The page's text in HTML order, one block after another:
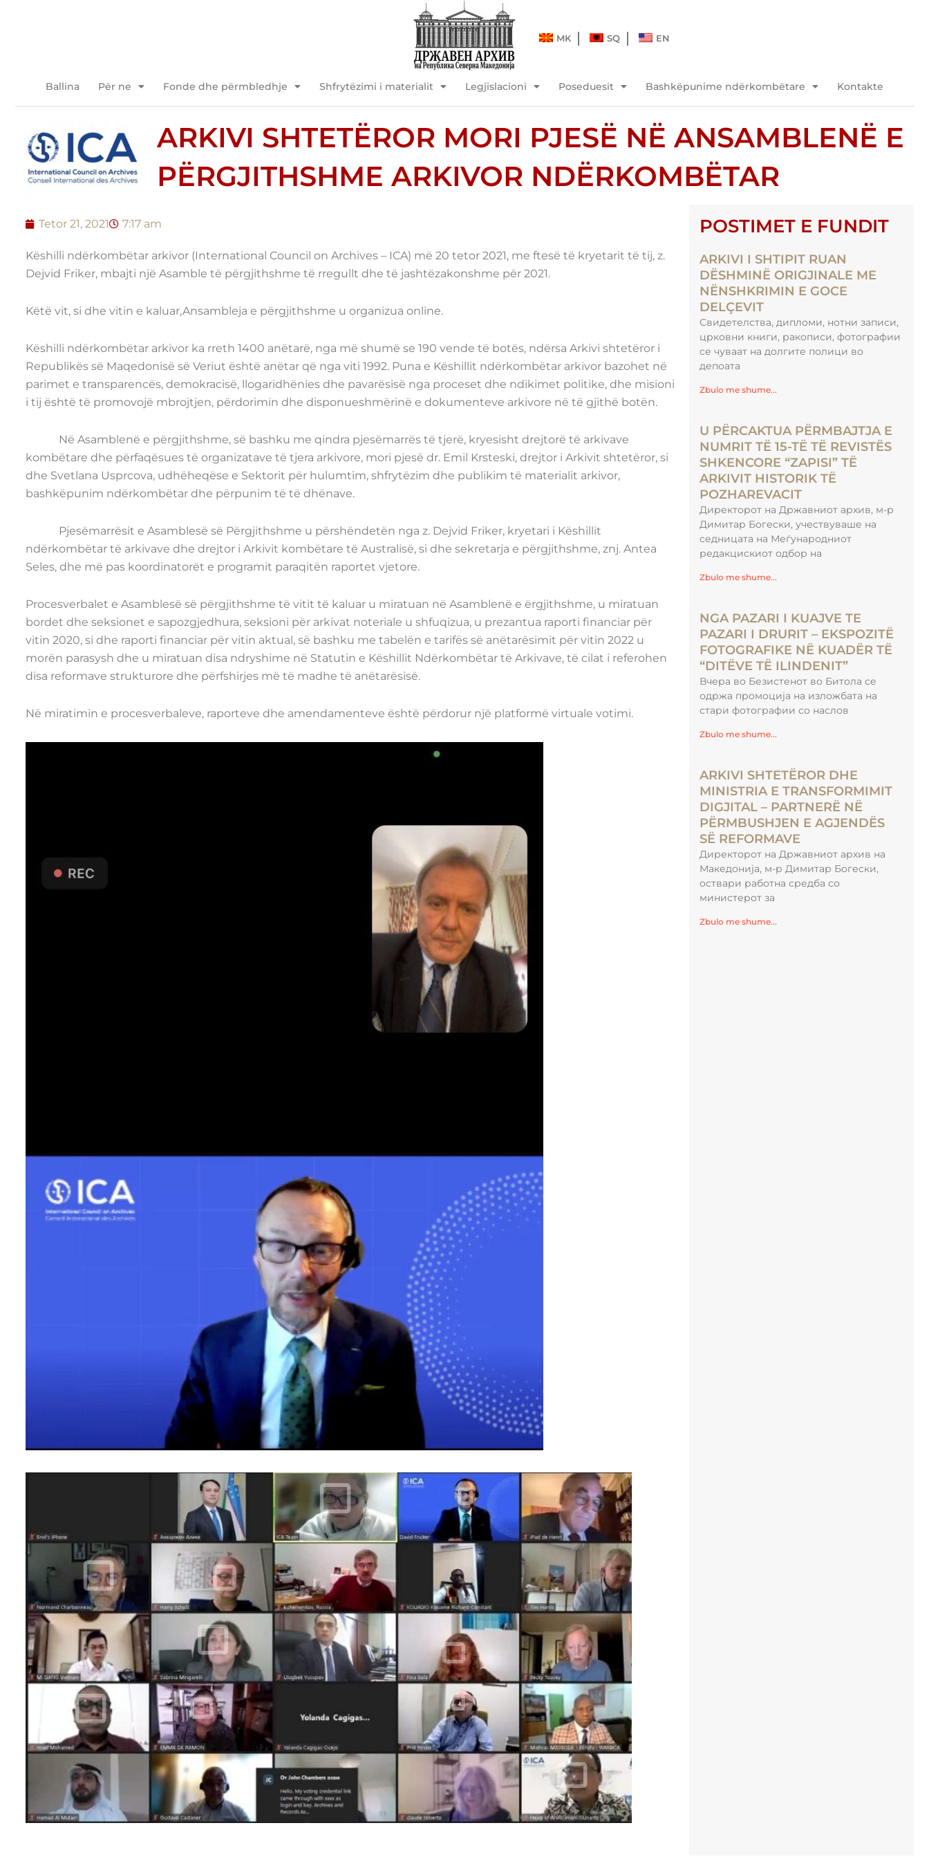
MK SQ EN
Ballina Për ne Fonde dhe përmbledhje Shfrytëzimi i materialit Legjislacioni Poseduesit Bashkëpunime ndërkombëtare Kontakte
ARKIVI SHTETËROR MORI PJESË NË ANSAMBLENË E
PËRGJITHSHME ARKIVOR NDËRKOMBËTAR
Tetor 21, 2021 7:17 am
Këshilli ndërkombëtar arkivor (International Council on Archives – ICA) më 20 tetor 2021, me ftesë të kryetarit të tij, z.
Dejvid Friker, mbajti një Asamble të përgjithshme të rregullt dhe të jashtëzakonshme për 2021.
Këtë vit, si dhe vitin e kaluar,Ansambleja e përgjithshme u organizua online.
Këshilli ndërkombëtar arkivor ka rreth 1400 anëtarë, nga më shumë se 190 vende të botës, ndërsa Arkivi shtetëror i
Republikës së Maqedonisë së Veriut është anëtar që nga viti 1992. Puna e Këshillit ndërkombëtar arkivor bazohet në
parimet e transparencës, demokracisë, llogaridhënies dhe pavarësisë nga proceset dhe ndikimet politike, dhe misioni
i tij është të promovojë mbrojtjen, përdorimin dhe disponueshmërinë e dokumenteve arkivore në të gjithë botën.
Në Asamblenë e përgjithshme, së bashku me qindra pjesëmarrës të tjerë, kryesisht drejtorë të arkivave
kombëtare dhe përfaqësues të organizatave të tjera arkivore, mori pjesë dr. Emil Krsteski, drejtor i Arkivit shtetëror, si
dhe Svetlana Usprcova, udhëheqëse e Sektorit për hulumtim, shfrytëzim dhe publikim të materialit arkivor,
bashkëpunim ndërkombëtar dhe përpunim të të dhënave.
Pjesëmarrësit e Asamblesë së Përgjithshme u përshëndetën nga z. Dejvid Friker, kryetari i Këshillit
ndërkombëtar të arkivave dhe drejtor i Arkivit kombëtare të Australisë, si dhe sekretarja e përgjithshme, znj. Antea
Seles, dhe më pas koordinatorët e programit paraqitën raportet vjetore.
Procesverbalet e Asamblesë së përgjithshme të vitit të kaluar u miratuan në Asamblenë e ërgjithshme, u miratuan
bordet dhe seksionet e sapozgjedhura, seksioni për arkivat noteriale u shfuqizua, u prezantua raporti financiar për
vitin 2020, si dhe raporti financiar për vitin aktual, së bashku me tabelën e tarifës së anëtarësimit për vitin 2022 u
morën parasysh dhe u miratuan disa ndryshime në Statutin e Këshillit Ndërkombëtar të Arkivave, të cilat i referohen
disa reformave strukturore dhe përfshirjes më të madhe të anëtarësisë.
Në miratimin e procesverbaleve, raporteve dhe amendamenteve është përdorur një platformë virtuale votimi.
POSTIMET E FUNDIT
ARKIVI I SHTIPIT RUAN
DËSHMINË ORIGJINALE ME
NËNSHKRIMIN E GOCE
DELÇEVIT
Свидетелства, дипломи, нотни записи,
црковни книги, ракописи, фотографии
се чуваат на долгите полици во
депоата
Zbulo me shume...
U PËRCAKTUA PËRMBAJTJA E
NUMRIT TË 15-TË TË REVISTËS
SHKENCORE “ZAPISI” TË
ARKIVIT HISTORIK TË
POZHAREVACIT
Директорот на Државниот архив, м-р
Димитар Богески, учествуваше на
седницата на Меѓународниот
редакцискиот одбор на
Zbulo me shume...
NGA PAZARI I KUAJVE TE
PAZARI I DRURIT – EKSPOZITË
FOTOGRAFIKE NË KUADËR TË
“DITËVE TË ILINDENIT”
Вчера во Безистенот во Битола се
одржа промоција на изложбата на
стари фотографии со наслов
Zbulo me shume...
ARKIVI SHTETËROR DHE
MINISTRIA E TRANSFORMIMIT
DIGJITAL – PARTNERË NË
PËRMBUSHJEN E AGJENDËS
SË REFORMAVE
Директорот на Државниот архив на
Македонија, м-р Димитар Богески,
оствари работна средба со
министерот за
Zbulo me shume...